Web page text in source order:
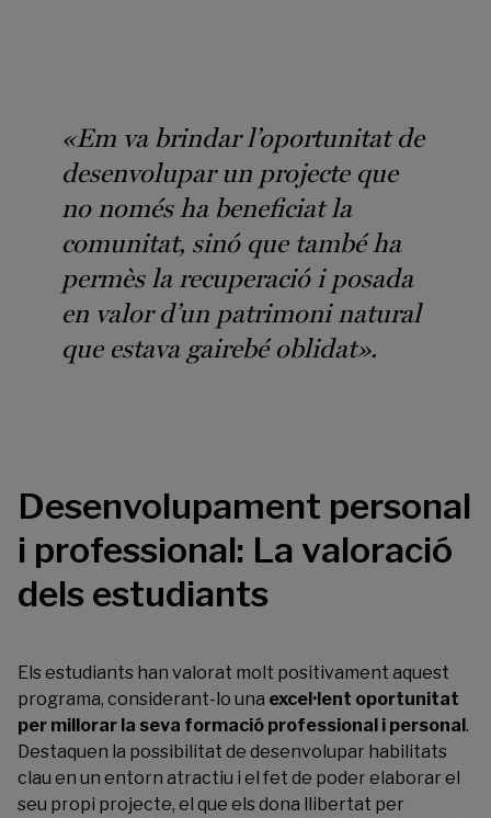
«Em va brindar l’oportunitat de
desenvolupar un projecte que
no només ha beneficiat la
comunitat, sinó que també ha
permès la recuperació i posada
en valor d’un patrimoni natural
que estava gairebé oblidat».
Desenvolupament personal
i professional: La valoració
dels estudiants
Els estudiants han valorat molt positivament aquest
programa, considerant-lo una excel·lent oportunitat
per millorar la seva formació professional i personal.
Destaquen la possibilitat de desenvolupar habilitats
clau en un entorn atractiu i el fet de poder elaborar el
seu propi projecte, el que els dona llibertat per